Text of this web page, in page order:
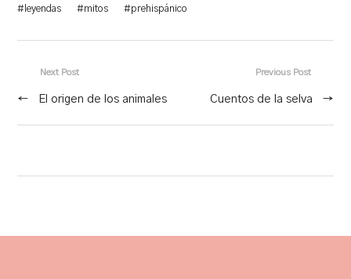
# leyendas #mitos #prehispánico
Previous Post
Cuentos de la selva →
Next Post
← El origen de los animales